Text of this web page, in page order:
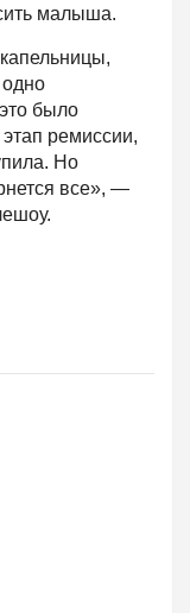
малыша.
было
ремиссии,
Но
все», —